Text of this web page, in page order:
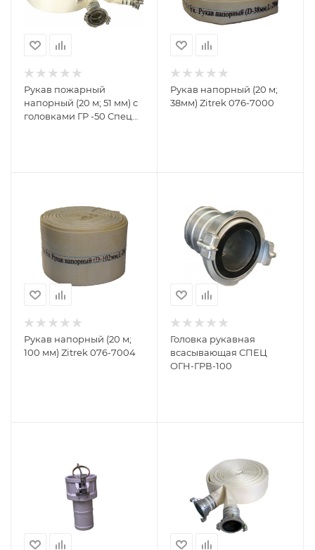
Рукав пожарный
напорный (20 м; 51 мм) с
головками ГР -50 Спец
Рукав напорный (20 м;
38мм) Zitrek 076-7000
Рукав напорный (20 м;
100 мм) Zitrek 076-7004
Головка рукавная
всасывающая СПЕЦ
ОГН-ГРВ-100